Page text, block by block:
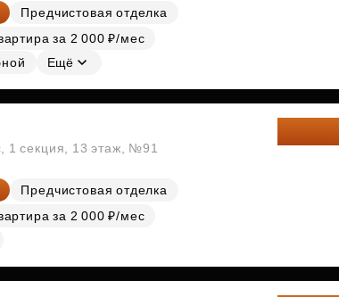
Предчистовая отделка
за 2 000 ₽/мес
Ещё
1 секция, 13 этаж, №91
Предчистовая отделка
за 2 000 ₽/мес